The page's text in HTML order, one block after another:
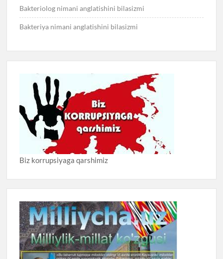
Bakteriolog nimani anglatishini bilasizmi
Bakteriya nimani anglatishini bilasizmi
Biz korrupsiyaga qarshimiz